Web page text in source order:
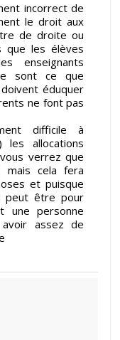
incorrect de
le droit aux
de droite ou
que les élèves
enseignants
sont ce que
éduquer
ne font pas
difficile à
les allocations
verrez que
cela fera
et puisque
peut être pour
une personne
assez de